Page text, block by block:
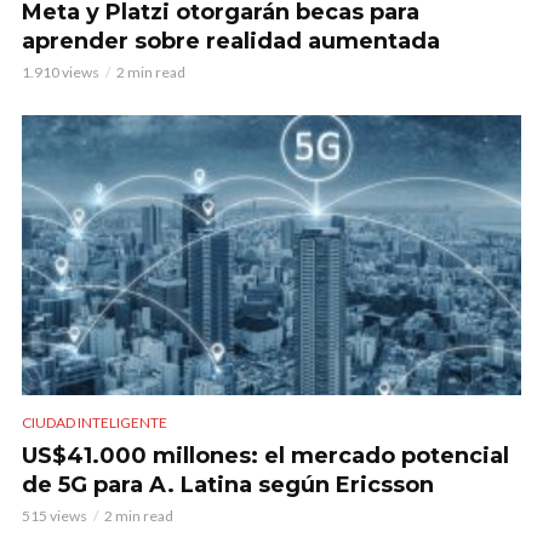
Meta y Platzi otorgarán becas para
aprender sobre realidad aumentada
1.910 views 2 min read
CIUDAD INTELIGENTE
US$41.000 millones: el mercado potencial
de 5G para A. Latina según Ericsson
515 views 2 min read